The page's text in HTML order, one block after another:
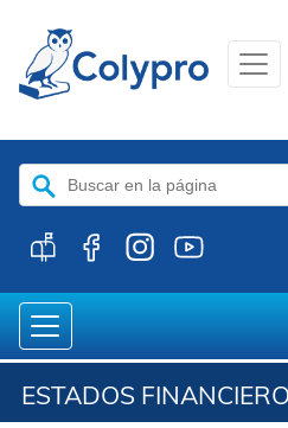
Buscar:
ESTADOS